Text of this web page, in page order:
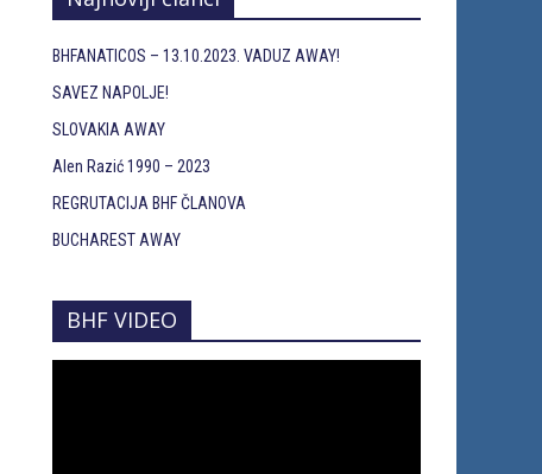
BHFANATICOS – 13.10.2023. VADUZ AWAY!
SAVEZ NAPOLJE!
SLOVAKIA AWAY
Alen Razić 1990 – 2023
REGRUTACIJA BHF ČLANOVA
BUCHAREST AWAY
BHF VIDEO